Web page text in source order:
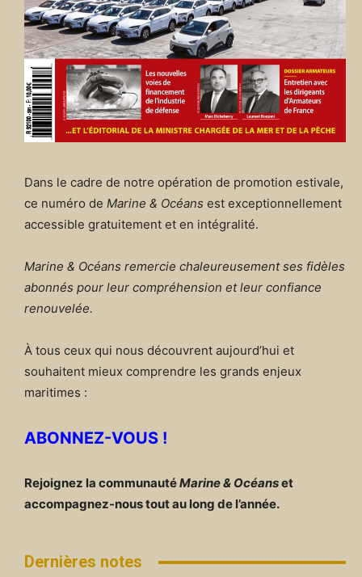
Dans le cadre de notre opération de promotion estivale,
ce numéro de Marine & Océans est exceptionnellement
accessible gratuitement et en intégralité.
Marine & Océans remercie chaleureusement ses fidèles
abonnés pour leur compréhension et leur confiance
renouvelée.
À tous ceux qui nous découvrent aujourd’hui et
souhaitent mieux comprendre les grands enjeux
maritimes :
ABONNEZ-VOUS !
Rejoignez la communautéMarine & Océanset
accompagnez-nous tout au long de l’année.
Dernières notes